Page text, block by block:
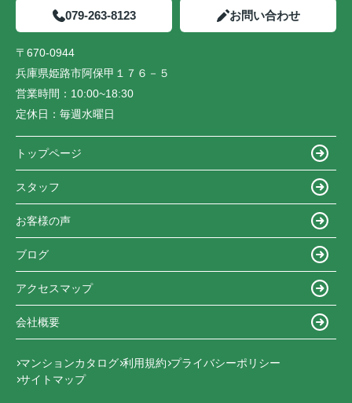
079-263-8123 お問い合わせ
〒670-0944
兵庫県姫路市阿保甲１７６－５
営業時間： 10:00~18:30
定休日： 毎週水曜日
トップページ
スタッフ
お客様の声
ブログ
アクセスマップ
会社概要
マンションカタログ 利用規約 プライバシーポリシー
サイトマップ